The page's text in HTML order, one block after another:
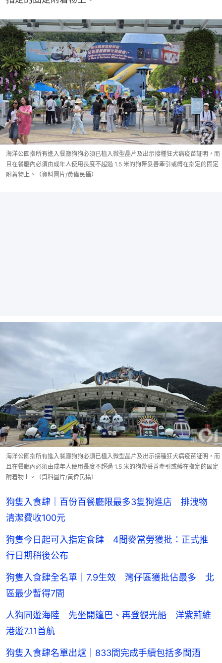
海洋公園指所有進入餐廳狗狗必須已植入微型晶片及出示接種狂犬病疫苗証明，而
且在餐廳內必須由成年人使用長度不超過 1.5 米的狗帶妥善牽引或縛在指定的固定
附着物上。（資料圖片/黃偉民攝）
海洋公園指所有進入餐廳狗狗必須已植入微型晶片及出示接種狂犬病疫苗証明，而
且在餐廳內必須由成年人使用長度不超過 1.5 米的狗帶妥善牽引或縛在指定的固定
附着物上。（資料圖片/黃偉民攝）
狗隻入食肆｜百份百餐廳限最多3隻狗進店 排洩物
清潔費收100元
狗隻今日起可入指定食肆 4間麥當勞獲批：正式推
行日期稍後公布
狗隻入食肆全名單｜7.9生效 灣仔區獲批佔最多 北
區最少暫得7間
人狗同遊海陸 先坐開篷巴、再登觀光船 洋紫荊維
港遊7.11首航
狗隻入食肆名單出爐｜833間完成手續包括多間酒